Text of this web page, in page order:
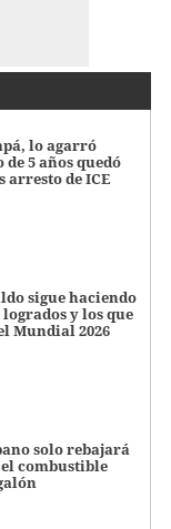
lo agarró
5 años quedó
arresto de ICE
sigue haciendo
y los que
Mundial 2026
solo rebajará
combustible